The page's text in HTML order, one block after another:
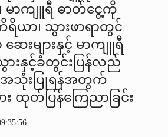
မာကျူရီ ဓာတ်ငွေ့ကို
ယာ၊ သွားဖာရာတွင်
ေးများနှင့် မာကျူရီ
းနှင့်ခံတွင်းပြန်လည်
င်အသုံးပြုရန်အတွက်
း ထုတ်ပြန်ကြေညာခြင်း